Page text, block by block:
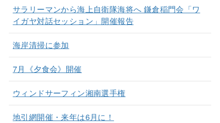
サラリーマンから海上自衛隊海将へ 鎌倉稲門会「ワ
イガヤ対話セッション」開催報告
海岸清掃に参加
7月《夕食会》開催
ウィンドサーフィン湘南選手権
地引網開催・来年は6月に！